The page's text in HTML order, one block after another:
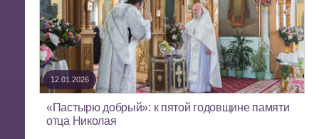
12.01.2026
«Пастырю добрый»: к пятой годовщине памяти
отца Николая